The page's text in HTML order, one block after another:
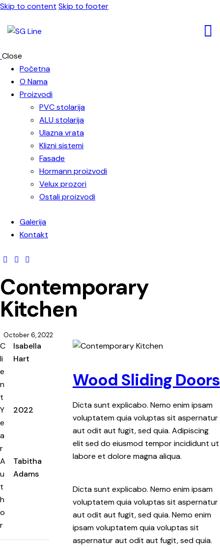
Skip to content Skip to footer
Close
Početna
O Nama
Proizvodi
PVC stolarija
ALU stolarija
Ulazna vrata
Klizni sistemi
Fasade
Hormann proizvodi
Velux prozori
Ostali proizvodi
Galerija
Kontakt
Contemporary
Kitchen
October 6, 2022
C
li
e
n
t
Isabella
Hart
Y
e
a
r
2022
A
u
t
h
o
r
Tabitha
Adams
Wood Sliding Doors
Dicta sunt explicabo. Nemo enim ipsam
voluptatem quia voluptas sit aspernatur
aut odit aut fugit, sed quia. Adipiscing
elit sed do eiusmod tempor incididunt ut
labore et dolore magna aliqua.
Dicta sunt explicabo. Nemo enim ipsam
voluptatem quia voluptas sit aspernatur
aut odit aut fugit, sed quia. Nemo enim
ipsam voluptatem quia voluptas sit
aspernatur aut odit aut fugit, sed quia.